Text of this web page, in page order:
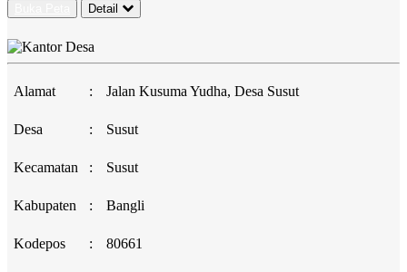
Detail
Alamat : Jalan Kusuma Yudha, Desa Susut
Desa : Susut
Kecamatan : Susut
Kabupaten : Bangli
Kodepos : 80661